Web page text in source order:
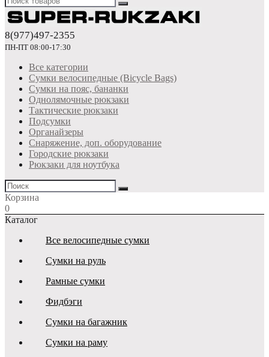
8(977)497-2355
ПН-ПТ 08:00-17:30
Все категории
Сумки велосипедные (Bicycle Bags)
Сумки на пояс, бананки
Однолямочные рюкзаки
Тактические рюкзаки
Подсумки
Органайзеры
Снаряжение, доп. оборудование
Городские рюкзаки
Рюкзаки для ноутбука
Корзина
0
Каталог
Все велосипедные сумки
Сумки на руль
Рамные сумки
Фидбэги
Сумки на багажник
Сумки на раму